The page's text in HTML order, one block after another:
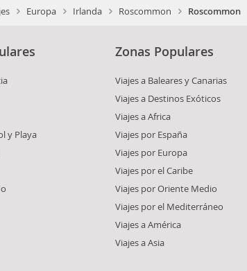
Europa Irlanda Roscommon Roscommon
y Playa
Zonas Populares
Viajes a Baleares y Canarias
Viajes a Destinos Exóticos
Viajes a Africa
Viajes por España
Viajes por Europa
Viajes por el Caribe
Viajes por Oriente Medio
Viajes por el Mediterráneo
Viajes a América
Viajes a Asia